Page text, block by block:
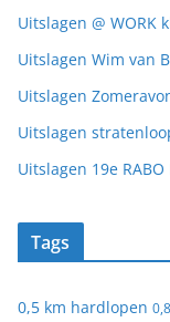
Uitslagen @ WORK
Uitslagen Wim van
Uitslagen
Uitslagen
Uitslagen 19e
Tags
0,5 km hardlopen